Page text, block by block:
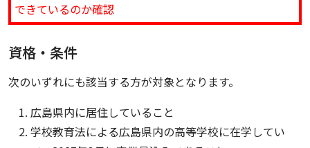
できているのか確認
資格・条件
次のいずれにも該当する方が対象となります。
広島県内に居住していること
学校教育法による広島県内の高等学校に在学してい